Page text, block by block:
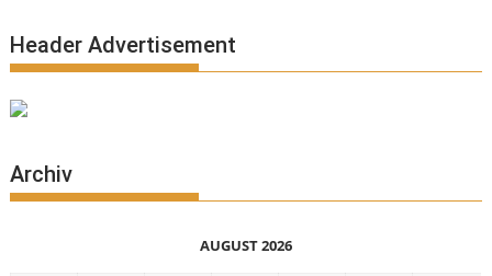
Header Advertisement
Archiv
AUGUST 2026